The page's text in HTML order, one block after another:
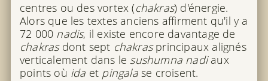
centres ou des vortex (chakras) d'énergie.
Alors que les textes anciens affirment qu'il y a
72 000 nadis, il existe encore davantage de
chakrasdont sept chakrasprincipaux alignés
verticalement dans le sushumna nadiaux
points où ida et pingalase croisent.